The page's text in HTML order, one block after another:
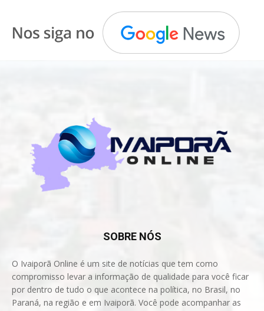
SOBRE NÓS
O Ivaiporã Online é um site de notícias que tem como
compromisso levar a informação de qualidade para você ficar
por dentro de tudo o que acontece na política, no Brasil, no
Paraná, na região e em Ivaiporã. Você pode acompanhar as